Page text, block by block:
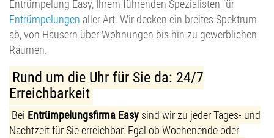
Entrümpelung Easy, Ihrem führenden Spezialisten für
Entrümpelungen aller Art. Wir decken ein breites Spektrum
ab, von Häusern über Wohnungen bis hin zu gewerblichen
Räumen.
Rund um die Uhr für Sie da: 24/7
Erreichbarkeit
Bei Entrümpelungsfirma Easysind wir zu jeder Tages- und
Nachtzeit für Sie erreichbar. Egal ob Wochenende oder